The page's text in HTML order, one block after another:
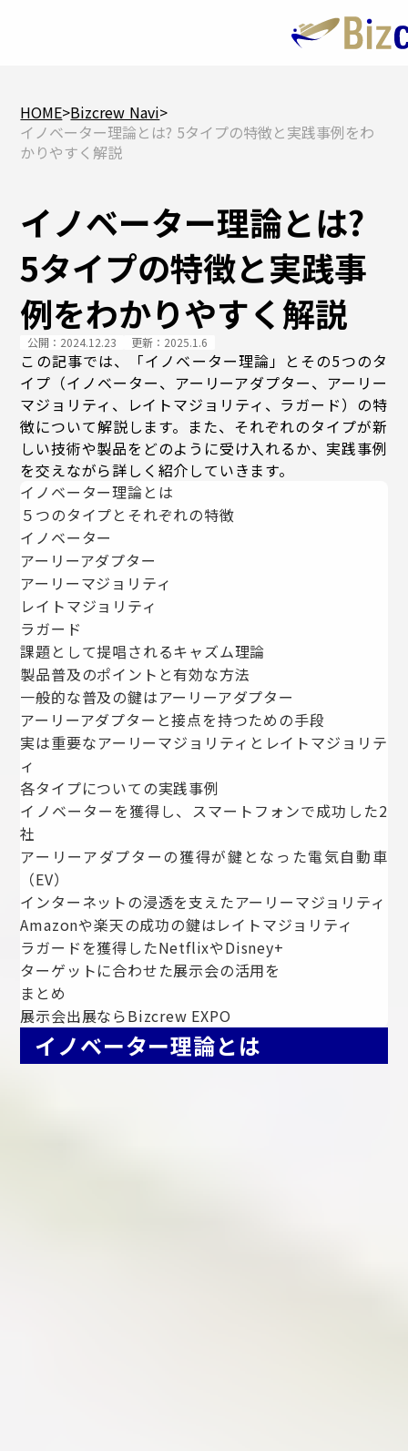
HOME>Bizcrew Navi>
イノベーター理論とは? 5タイプの特徴と実践事例をわ
かりやすく解説
イノベーター理論とは?
5タイプの特徴と実践事
例をわかりやすく解説
公開：2024.12.23 更新：2025.1.6
この記事では、「イノベーター理論」とその5つのタ
イプ（イノベーター、アーリーアダプター、アーリー
マジョリティ、レイトマジョリティ、ラガード）の特
徴について解説します。また、それぞれのタイプが新
しい技術や製品をどのように受け入れるか、実践事例
を交えながら詳しく紹介していきます。
イノベーター理論とは
５つのタイプとそれぞれの特徴
イノベーター
アーリーアダプター
アーリーマジョリティ
レイトマジョリティ
ラガード
課題として提唱されるキャズム理論
製品普及のポイントと有効な方法
一般的な普及の鍵はアーリーアダプター
アーリーアダプターと接点を持つための手段
実は重要なアーリーマジョリティとレイトマジョリテ
ィ
各タイプについての実践事例
イノベーターを獲得し、スマートフォンで成功した2
社
アーリーアダプターの獲得が鍵となった電気自動車
（EV）
インターネットの浸透を支えたアーリーマジョリティ
Amazonや楽天の成功の鍵はレイトマジョリティ
ラガードを獲得したNetflixやDisney+
ターゲットに合わせた展示会の活用を
まとめ
展示会出展ならBizcrew EXPO
イノベーター理論とは